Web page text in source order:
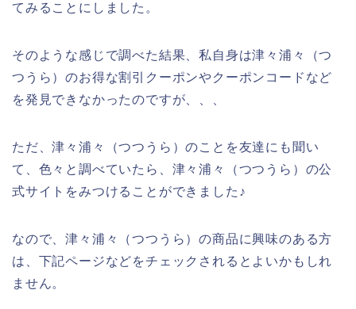
てみることにしました。
そのような感じで調べた結果、私自身は津々浦々（つ
つうら）のお得な割引クーポンやクーポンコードなど
を発見できなかったのですが、、、
ただ、津々浦々（つつうら）のことを友達にも聞い
て、色々と調べていたら、津々浦々（つつうら）の公
式サイトをみつけることができました♪
なので、津々浦々（つつうら）の商品に興味のある方
は、下記ページなどをチェックされるとよいかもしれ
ません。